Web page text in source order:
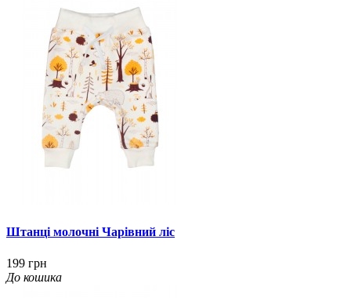
Штанці молочні Чарівний ліс
199 грн
До кошика